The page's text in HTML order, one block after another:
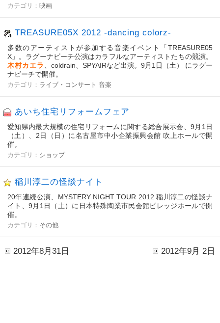
カテゴリ： 映画
TREASURE05X 2012 -dancing colorz-
多数のアーティストが参加する音楽イベント「TREASURE05
X」。ラグーナビーチ公演はカラフルなアーティストたちの競演。
木村カエラ
、coldrain、SPYAIRなど出演。9月1日（土） にラグー
ナビーチで開催。
カテゴリ： ライブ・コンサート 音楽
あいち住宅リフォームフェア
愛知県内最大規模の住宅リフォームに関する総合展示会、9月1日
（土）、2日（日）に名古屋市中小企業振興会館 吹上ホールで開
催。
カテゴリ： ショップ
稲川淳二の怪談ナイト
20年連続公演、MYSTERY NIGHT TOUR 2012 稲川淳二の怪談ナ
イト、9月1日（土）に日本特殊陶業市民会館ビレッジホールで開
催。
カテゴリ： その他
2012年8月31日 2012年9月 2日